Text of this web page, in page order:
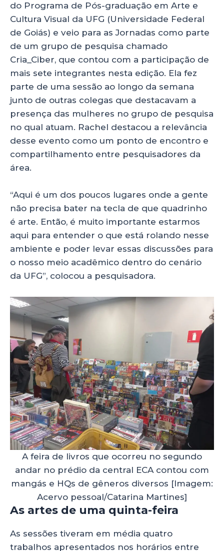
do Programa de Pós-graduação em Arte e
Cultura Visual da UFG (Universidade Federal
de Goiás) e veio para as Jornadas como parte
de um grupo de pesquisa chamado
Cria_Ciber, que contou com a participação de
mais sete integrantes nesta edição. Ela fez
parte de uma sessão ao longo da semana
junto de outras colegas que destacavam a
presença das mulheres no grupo de pesquisa
no qual atuam. Rachel destacou a relevância
desse evento como um ponto de encontro e
compartilhamento entre pesquisadores da
área.
“Aqui é um dos poucos lugares onde a gente
não precisa bater na tecla de que quadrinho
é arte. Então, é muito importante estarmos
aqui para entender o que está rolando nesse
ambiente e poder levar essas discussões para
o nosso meio acadêmico dentro do cenário
da UFG”, colocou a pesquisadora.
A feira de livros que ocorreu no segundo
andar no prédio da central ECA contou com
mangás e HQs de gêneros diversos [Imagem:
Acervo pessoal/Catarina Martines]
As artes de uma quinta-feira
As sessões tiveram em média quatro
trabalhos apresentados nos horários entre